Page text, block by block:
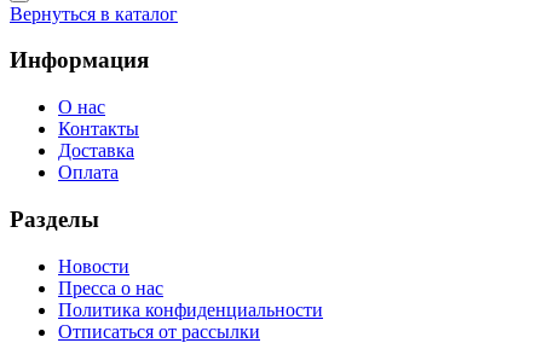
Вернуться в каталог
Информация
О нас
Контакты
Доставка
Оплата
Разделы
Новости
Пресса о нас
Политика конфиденциальности
Отписаться от рассылки